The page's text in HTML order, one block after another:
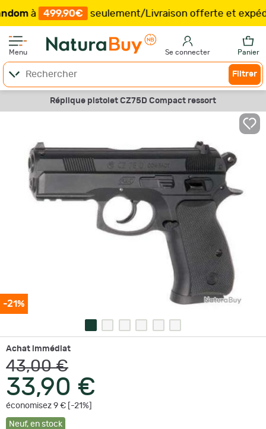
à 499,90€ seulement/Livraison offerte et expédition
Menu Se connecter Panier
Filtrer
Réplique pistolet CZ75D Compact ressort
-21%
Achat immédiat
43,00 €
33,90 €
économisez 9 € [-21%]
Neuf, en stock